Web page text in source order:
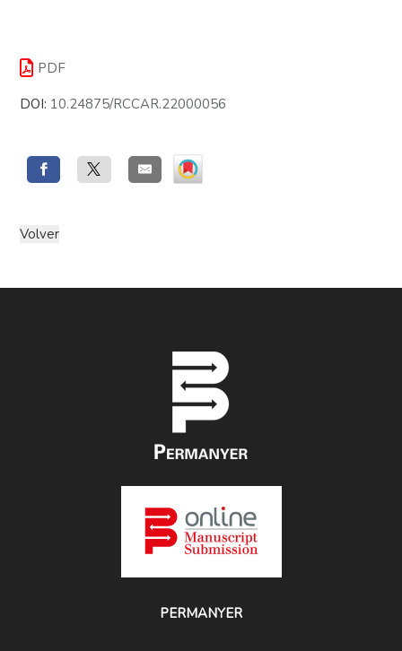
PDF
DOI: 10.24875/RCCAR.22000056
PERMANYER